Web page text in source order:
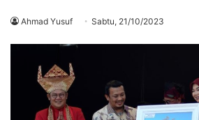
Ahmad Yusuf Sabtu, 21/10/2023